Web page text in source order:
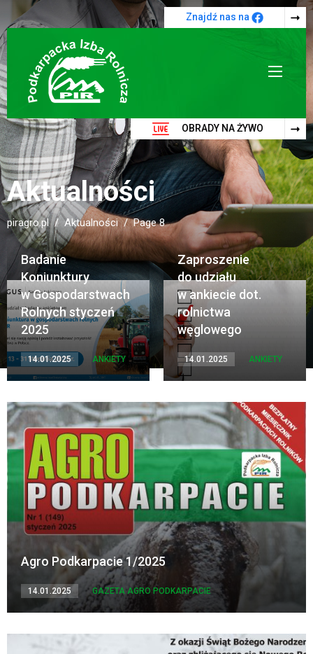
Przejdź do treści
Znajdź nas na
OBRADY NA ŻYWO
Aktualności
piragro.pl Aktualności Page 8
Badanie
Koniunktury
w Gospodarstwach
Rolnych styczeń
2025
14.01.2025 ANKIETY
Zaproszenie
do udziału
w ankiecie dot.
rolnictwa
węglowego
14.01.2025 ANKIETY
Agro Podkarpacie 1/2025
14.01.2025 GAZETA AGRO PODKARPACIE